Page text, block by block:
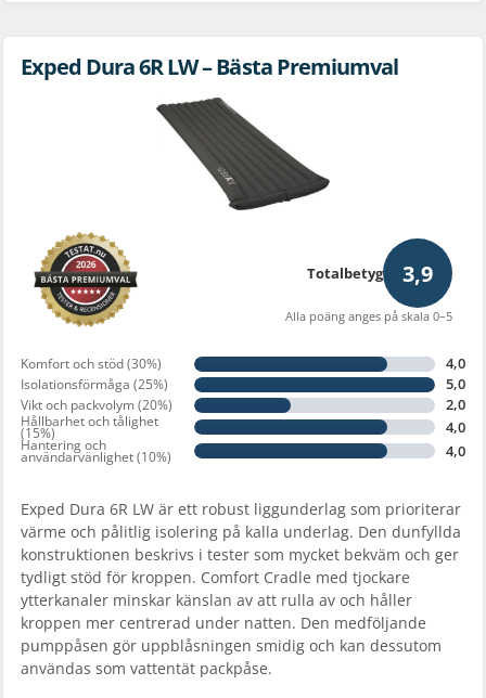
Exped Dura 6R LW – Bästa Premiumval
Komfort och stöd (30%) 4,0
Isolationsförmåga (25%) 5,0
Vikt och packvolym (20%) 2,0
Hållbarhet och tålighet
(15%) 4,0
Hantering och
användarvänlighet (10%) 4,0
Totalbetyg 3,9
Alla poäng anges på skala 0–5
Exped Dura 6R LW är ett robust liggunderlag som prioriterar
värme och pålitlig isolering på kalla underlag. Den dunfyllda
konstruktionen beskrivs i tester som mycket bekväm och ger
tydligt stöd för kroppen. Comfort Cradle med tjockare
ytterkanaler minskar känslan av att rulla av och håller
kroppen mer centrerad under natten. Den medföljande
pumppåsen gör uppblåsningen smidig och kan dessutom
användas som vattentät packpåse.